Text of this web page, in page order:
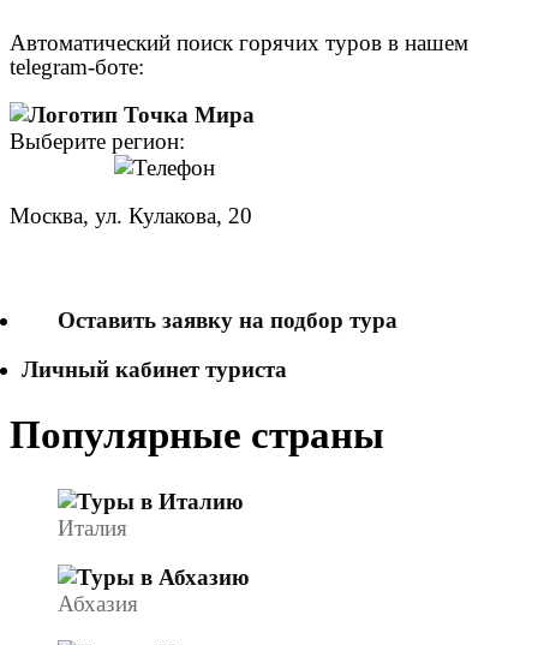
Автоматический поиск горячих туров в нашем
telegram-боте:
Выберите регион:
Москва, ул. Кулакова, 20
Оставить заявку на подбор тура
Личный кабинет туриста
Популярные страны
Италия
Абхазия